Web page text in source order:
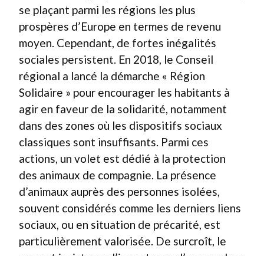
se plaçant parmi les régions les plus
prospères d’Europe en termes de revenu
moyen. Cependant, de fortes inégalités
sociales persistent. En 2018, le Conseil
régional a lancé la démarche « Région
Solidaire » pour encourager les habitants à
agir en faveur de la solidarité, notamment
dans des zones où les dispositifs sociaux
classiques sont insuffisants. Parmi ces
actions, un volet est dédié à la protection
des animaux de compagnie. La présence
d’animaux auprès des personnes isolées,
souvent considérés comme les derniers liens
sociaux, ou en situation de précarité, est
particulièrement valorisée. De surcroît, le